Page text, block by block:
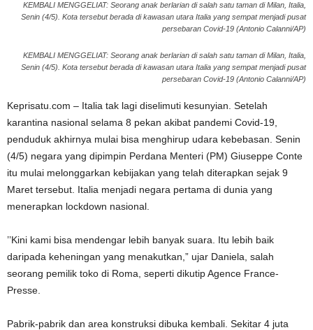
KEMBALI MENGGELIAT: Seorang anak berlarian di salah satu taman di Milan, Italia,
Senin (4/5). Kota tersebut berada di kawasan utara Italia yang sempat menjadi pusat
persebaran Covid-19 (Antonio Calanni/AP)
KEMBALI MENGGELIAT: Seorang anak berlarian di salah satu taman di Milan, Italia,
Senin (4/5). Kota tersebut berada di kawasan utara Italia yang sempat menjadi pusat
persebaran Covid-19 (Antonio Calanni/AP)
Keprisatu.com – Italia tak lagi diselimuti kesunyian. Setelah
karantina nasional selama 8 pekan akibat pandemi Covid-19,
penduduk akhirnya mulai bisa menghirup udara kebebasan. Senin
(4/5) negara yang dipimpin Perdana Menteri (PM) Giuseppe Conte
itu mulai melonggarkan kebijakan yang telah diterapkan sejak 9
Maret tersebut. Italia menjadi negara pertama di dunia yang
menerapkan lockdown nasional.
’’Kini kami bisa mendengar lebih banyak suara. Itu lebih baik
daripada keheningan yang menakutkan,” ujar Daniela, salah
seorang pemilik toko di Roma, seperti dikutip Agence France-
Presse.
Pabrik-pabrik dan area konstruksi dibuka kembali. Sekitar 4 juta